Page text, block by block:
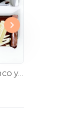
Pack Hershey's Blanco y Leche